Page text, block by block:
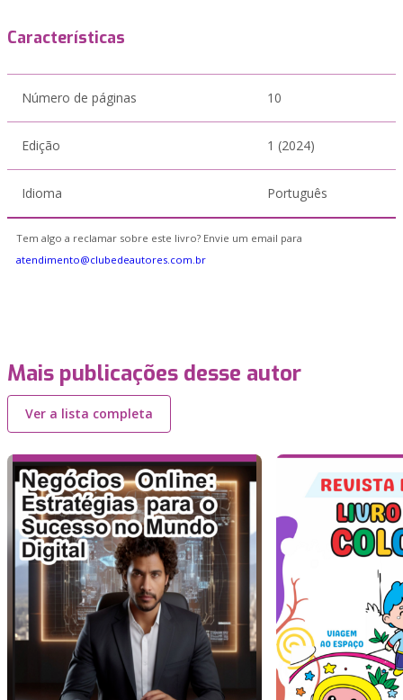
Características
Número de páginas 10
Edição 1 (2024)
Idioma Português
Tem algo a reclamar sobre este livro? Envie um email para
atendimento@clubedeautores.com.br
Mais publicações desse autor
Ver a lista completa